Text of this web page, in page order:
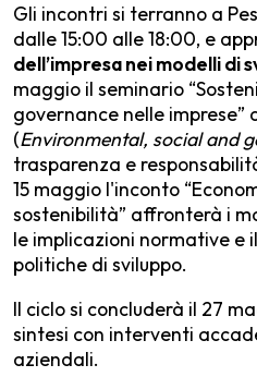
Gli incontri si terranno a
dalle 15:00 alle 18:00, e
dell’impresa nei modelli di
maggio il seminario
governance nelle imprese”
(Environmental, social and
trasparenza e
15 maggio l'inconto
sostenibilità” affronterà i
le implicazioni normative e
politiche di sviluppo.
Il ciclo si concluderà il 27
sintesi con interventi
aziendali.